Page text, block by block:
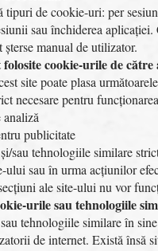
tipuri de cookie-uri: per
sau închiderea
șterse manual de utilizator.
cookie-urile de către
site poate plasa
necesare pentru
publicitate
sau tehnologiile similare
ului sau în urma acțiunilor
ale site-ului nu vor
urile sau tehnologiile
tehnologiile similare în
de internet. Există însă